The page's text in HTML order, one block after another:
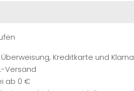
Kreditkarte und Klarna
Versand
ab 0 €